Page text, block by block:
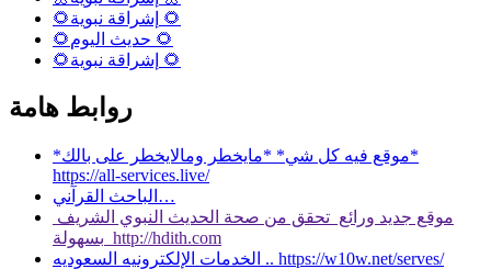
🌻إشراقة نبوية 🌻
🌻حديث اليوم 🌻
🌻إشراقة نبوية 🌻
روابط هامة
*موقع فيه كل شي* *مايخطر ومالايخطر على بالك*
https://all-services.live/
الباحث القرآني…
موقع جديد ورائع تحقق من صحة الحديث النبوي الشريف
بسهولة http://hdith.com
الخدمات الإلكترونيه السعوديه .. https://w10w.net/serves/